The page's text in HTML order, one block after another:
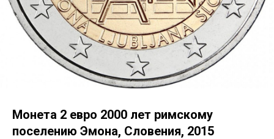
Монета 2 евро 2000 лет римскому
поселению Эмона, Словения, 2015